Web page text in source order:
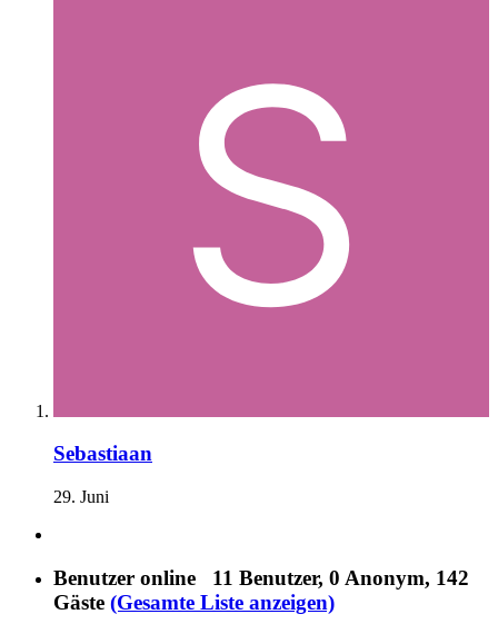
Sebastiaan
29. Juni
Benutzer online 11 Benutzer, 0 Anonym, 142
Gäste (Gesamte Liste anzeigen)